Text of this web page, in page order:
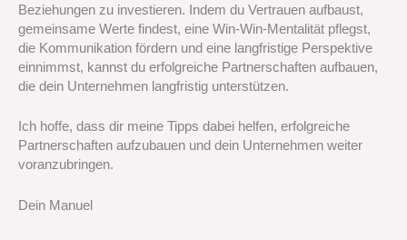
Beziehungen zu investieren. Indem du Vertrauen aufbaust,
gemeinsame Werte findest, eine Win-Win-Mentalität pflegst,
die Kommunikation fördern und eine langfristige Perspektive
einnimmst, kannst du erfolgreiche Partnerschaften aufbauen,
die dein Unternehmen langfristig unterstützen.
Ich hoffe, dass dir meine Tipps dabei helfen, erfolgreiche
Partnerschaften aufzubauen und dein Unternehmen weiter
voranzubringen.
Dein Manuel